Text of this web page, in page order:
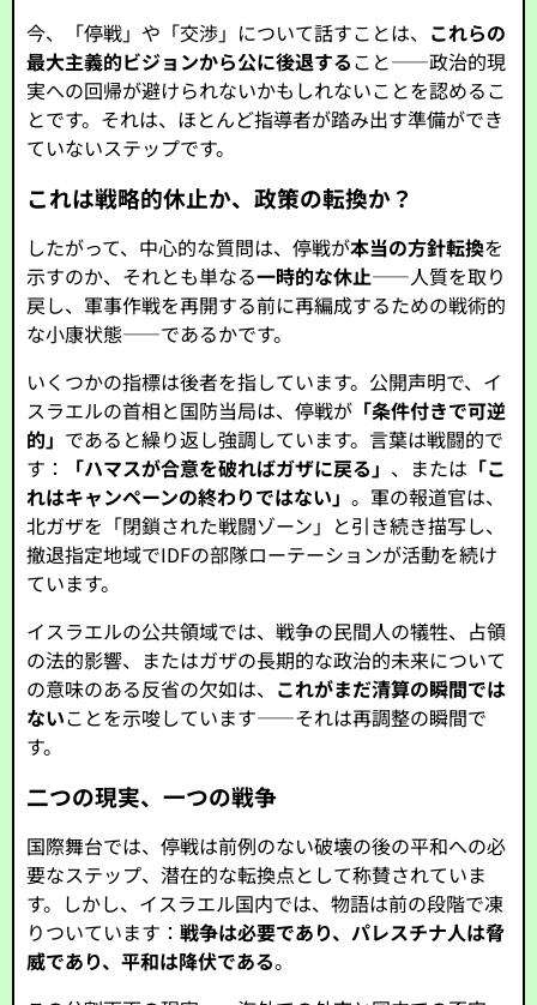
今、「停戦」や「交渉」について話すことは、 これらの
最大主義的ビジョンから公に後退すること――政治的現
実への回帰が避けられないかもしれないことを認めるこ
とです。それは、ほとんど指導者が踏み出す準備ができ
ていないステップです。
これは戦略的休止か、政策の転換か？
したがって、中心的な質問は、停戦が本当の方針転換を
示すのか、それとも単なる一時的な休止――人質を取り
戻し、軍事作戦を再開する前に再編成するための戦術的
な小康状態――であるかです。
いくつかの指標は後者を指しています。公開声明で、イ
スラエルの首相と国防当局は、停戦が 「条件付きで可逆
的」 であると繰り返し強調しています。言葉は戦闘的で
す：
「ハマスが合意を破ればガザに戻る」 、または 「こ
れはキャンペーンの終わりではない」。軍の報道官は、
北ガザを「閉鎖された戦闘ゾーン」と引き続き描写し、
撤退指定地域でIDFの部隊ローテーションが活動を続け
ています。
イスラエルの公共領域では、戦争の民間人の犠牲、占領
の法的影響、またはガザの長期的な政治的未来について
の意味のある反省の欠如は、 これがまだ清算の瞬間では
ないことを示唆しています――それは再調整の瞬間で
す。
二つの現実、一つの戦争
国際舞台では、停戦は前例のない破壊の後の平和への必
要なステップ、潜在的な転換点として称賛されていま
す。しかし、イスラエル国内では、物語は前の段階で凍
りついています：戦争は必要であり、パレスチナ人は脅
威であり、平和は降伏である。